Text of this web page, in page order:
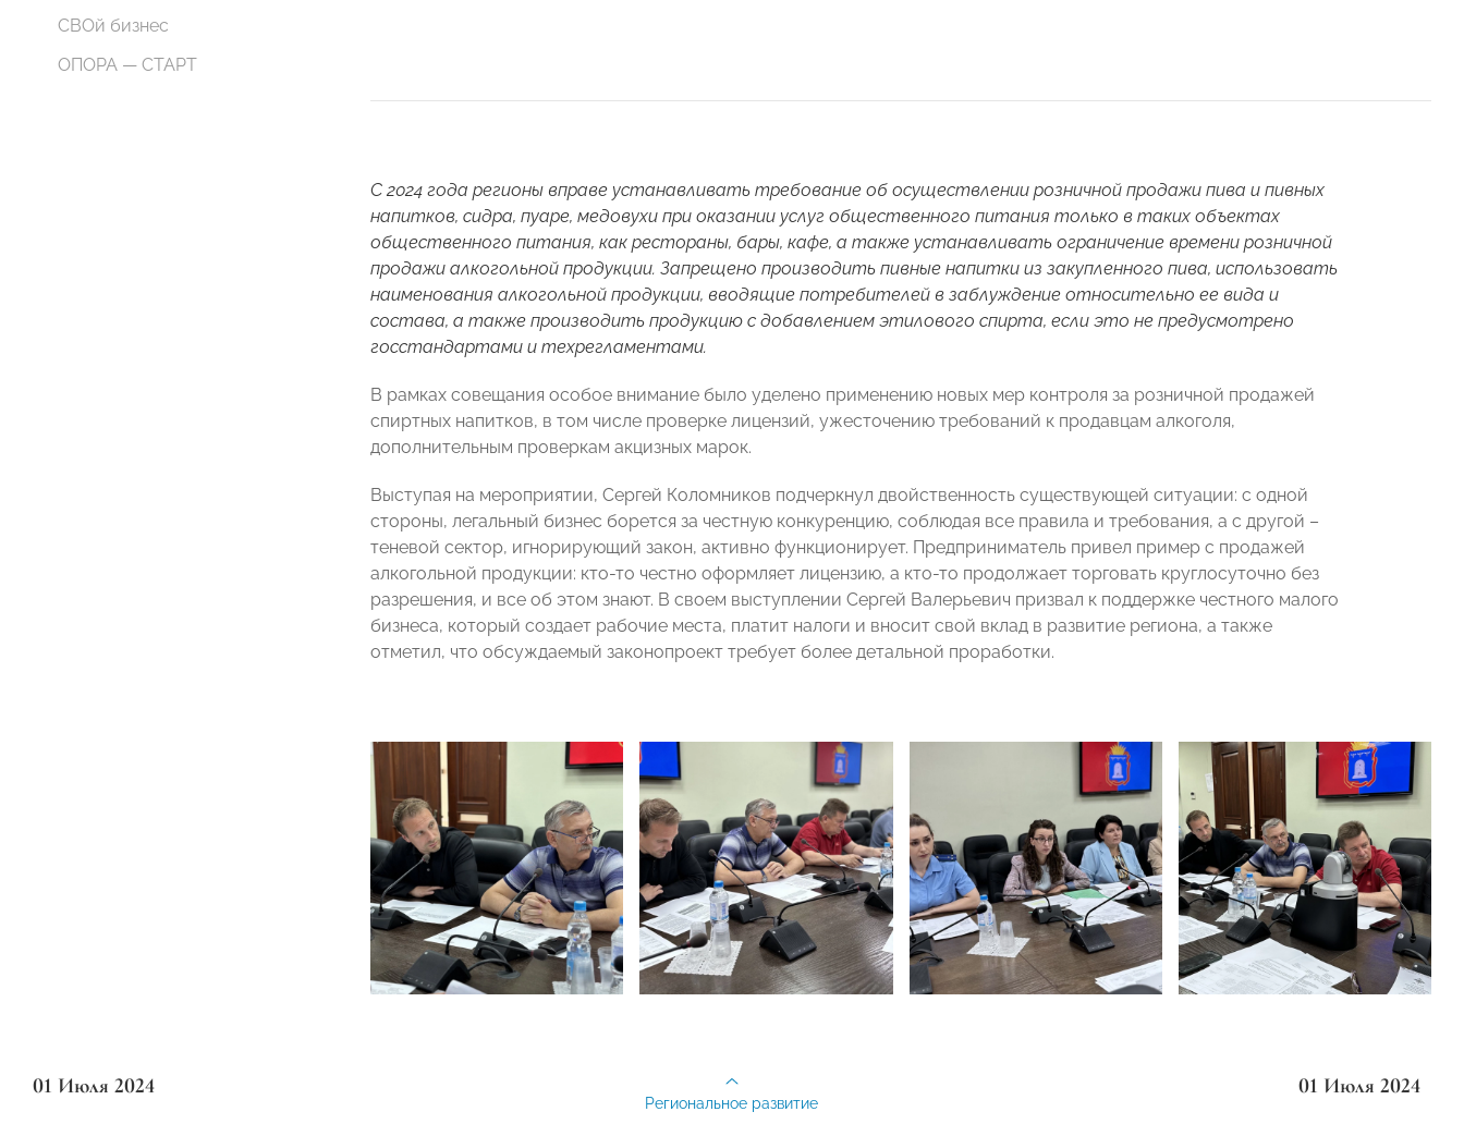
СВОй бизнес
ОПОРА — СТАРТ
С 2024 года регионы вправе устанавливать требование об осуществлении розничной продажи пива и пивных
напитков, сидра, пуаре, медовухи при оказании услуг общественного питания только в таких объектах
общественного питания, как рестораны, бары, кафе, а также устанавливать ограничение времени розничной
продажи алкогольной продукции. Запрещено производить пивные напитки из закупленного пива, использовать
наименования алкогольной продукции, вводящие потребителей в заблуждение относительно ее вида и
состава, а также производить продукцию с добавлением этилового спирта, если это не предусмотрено
госстандартами и техрегламентами.
В рамках совещания особое внимание было уделено применению новых мер контроля за розничной продажей
спиртных напитков, в том числе проверке лицензий, ужесточению требований к продавцам алкоголя,
дополнительным проверкам акцизных марок.
Выступая на мероприятии, Сергей Коломников подчеркнул двойственность существующей ситуации: с одной
стороны, легальный бизнес борется за честную конкуренцию, соблюдая все правила и требования, а с другой –
теневой сектор, игнорирующий закон, активно функционирует. Предприниматель привел пример с продажей
алкогольной продукции: кто-то честно оформляет лицензию, а кто-то продолжает торговать круглосуточно без
разрешения, и все об этом знают. В своем выступлении Сергей Валерьевич призвал к поддержке честного малого
бизнеса, который создает рабочие места, платит налоги и вносит свой вклад в развитие региона, а также
отметил, что обсуждаемый законопроект требует более детальной проработки.
01 Июля 2024 01 Июля 2024
Региональное развитие